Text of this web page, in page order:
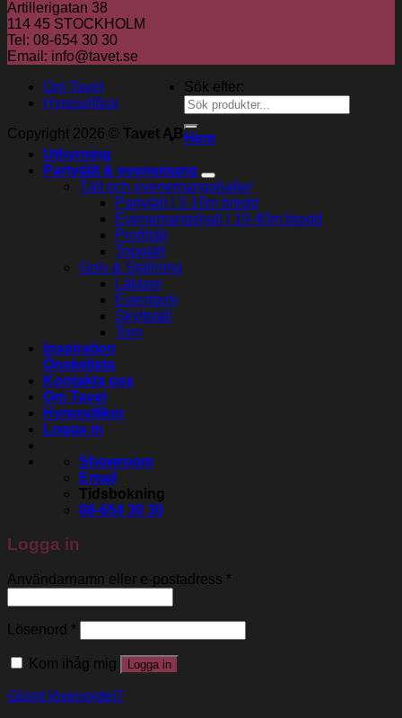
Artillerigatan 38
114 45 STOCKHOLM
Tel: 08-654 30 30
Email: info@tavet.se
Om Tavet
Hyresvillkor
Copyright 2026 © Tavet AB
Sök efter:
Hem
Uthyrning
Partytält & evenemang
Tält och evenemangshaller
Partytält | 3-10m bredd
Evenemangshall | 10-40m bredd
Profiltält
Topptält
Golv & Ställning
Läktare
Eventgolv
Skyltställ
Torn
Inspiration
Önskelista
Kontakta oss
Om Tavet
Hyresvillkor
Logga in
Showroom
Email
Tidsbokning
08-654 30 30
Logga in
Användarnamn eller e-postadress *
Lösenord *
Kom ihåg mig Logga in
Glömt lösenordet?